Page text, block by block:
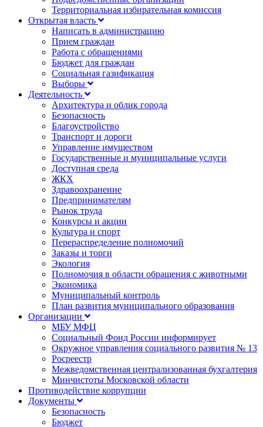
Территориальная избирательная комиссия
Открытая власть
Написать в администрацию
Прием граждан
Работа с обращениями
Бюджет для граждан
Социальная газификация
Выборы
Деятельность
Архитектура и облик города
Безопасность
Благоустройство
Транспорт и дороги
Управление имуществом
Государственные и муниципальные услуги
Доступная среда
ЖКХ
Здравоохранение
Предпринимателям
Рынок труда
Конкурсы и акции
Культура и спорт
Перераспределение полномочий
Заказы и торги
Экология
Полномочия в области обращения с животными
Экономика
Муниципальный контроль
План развития муниципального образования
Организации
МБУ МФЦ
Социальный Фонд России информирует
Окружное управления социального развития № 13
Росреестр
Межведомственная централизованная бухгалтерия
Минчистоты Московской области
Противодействие коррупции
Документы
Безопасность
Бюджет